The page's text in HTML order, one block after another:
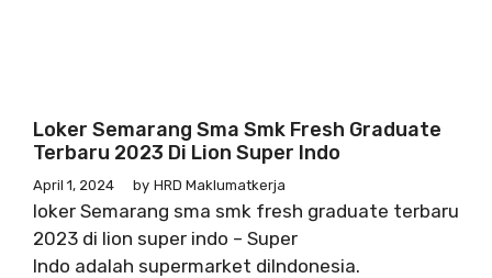
Loker Semarang Sma Smk Fresh Graduate
Terbaru 2023 Di Lion Super Indo
April 1, 2024 by HRD Maklumatkerja
loker Semarang sma smk fresh graduate terbaru
2023 di lion super indo – Super
Indo adalah supermarket diIndonesia.